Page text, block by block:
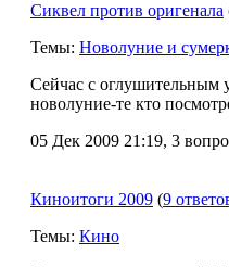
Сиквел против оригенала
Темы: Новолуние и
Сейчас с оглушительным
новолуние-те кто
05 Дек 2009 21:19, 3
Киноитоги 2009 (9
Темы: Кино